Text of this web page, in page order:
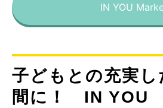
IN YOU
子どもとの充実
間に！ IN YOU